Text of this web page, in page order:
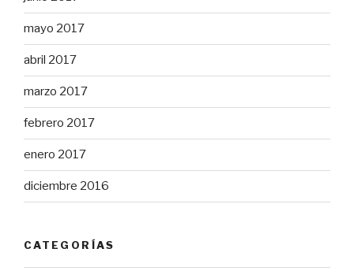
mayo 2017
abril 2017
marzo 2017
febrero 2017
enero 2017
diciembre 2016
CATEGORÍAS